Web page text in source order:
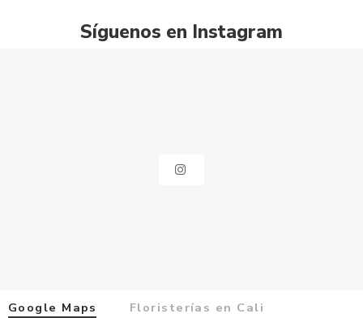
Síguenos en Instagram
Google Maps Floristerías en Cali